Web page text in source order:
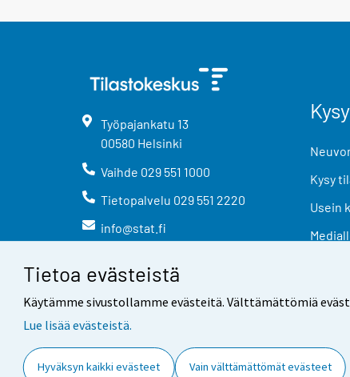
Tietoa evästeistä
Käytämme sivustollamme evästeitä. Välttämättömiä
Lue lisää evästeistä.
Hyväksyn kaikki evästeet Vain välttämättömät evästeet
Työpajankatu 13
00580 Helsinki
Vaihde 029 551 1000
Tietopalvelu 029 551 2220
info@stat.fi
Kysy
Usein
Yhteystiedot Palaute